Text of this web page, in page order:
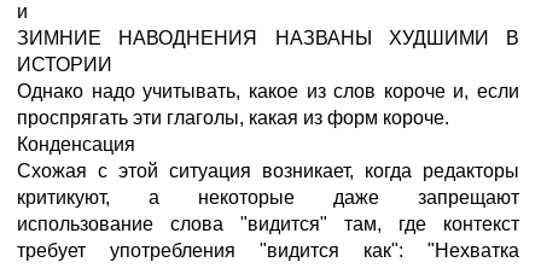
и
ЗИМНИЕ НАВОДНЕНИЯ НАЗВАНЫ ХУДШИМИ В
ИСТОРИИ
Однако надо учитывать, какое из слов короче и, если
проспрягать эти глаголы, какая из форм короче.
Конденсация
Схожая с этой ситуация возникает, когда редакторы
критикуют, а некоторые даже запрещают
использование слова "видится" там, где контекст
требует употребления "видится как": "Нехватка